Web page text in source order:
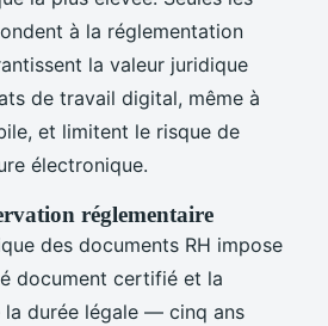
à la réglementation
la valeur juridique
de travail digital, même à
et limitent le risque de
électronique.
réglementaire
des documents RH impose
document certifié et la
durée légale — cinq ans